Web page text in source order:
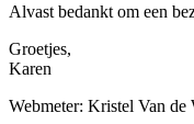
Alvast bedankt om een
Groetjes,
Karen
Webmeter: Kristel Van de